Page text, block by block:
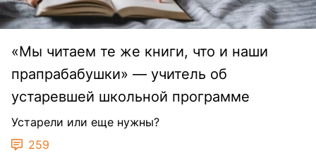
«Мы читаем те же книги, что и наши
прапрабабушки» — учитель об
устаревшей школьной программе
Устарели или еще нужны?
259